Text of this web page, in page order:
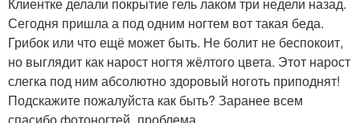
Сегодня пришла а под одним ногтем вот такая беда.
Грибок или что ещё может быть. Не болит не беспокоит,
но выглядит как нарост ногтя жёлтого цвета. Этот нарост
слегка под ним абсолютно здоровый ноготь приподнят!
Подскажите пожалуйста как быть? Заранее всем